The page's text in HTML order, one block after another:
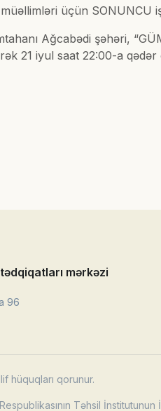
üçün SONUNCU
Ağcabədi şəhəri,
21 iyul saat 22:00-a
mərkəzi
96
hüquqları qorunur.
Təhsil